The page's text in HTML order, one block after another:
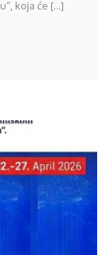
koja će [...]